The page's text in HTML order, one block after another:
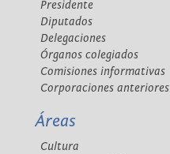
Presidente
Diputados
Delegaciones
Órganos colegiados
Comisiones informativas
Corporaciones anteriores
Áreas
Cultura